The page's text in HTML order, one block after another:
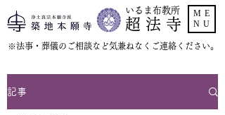
いるま布教所
超 法 寺
​※法事・葬儀のご相談など気兼ねなくご連絡ください。
ME
NU
記事